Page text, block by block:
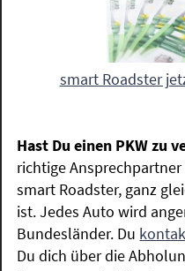
smart Roadster
Hast Du einen PKW zu
richtige
smart Roadster, ganz
ist. Jedes Auto wird
Bundesländer. Du
Du dich über die